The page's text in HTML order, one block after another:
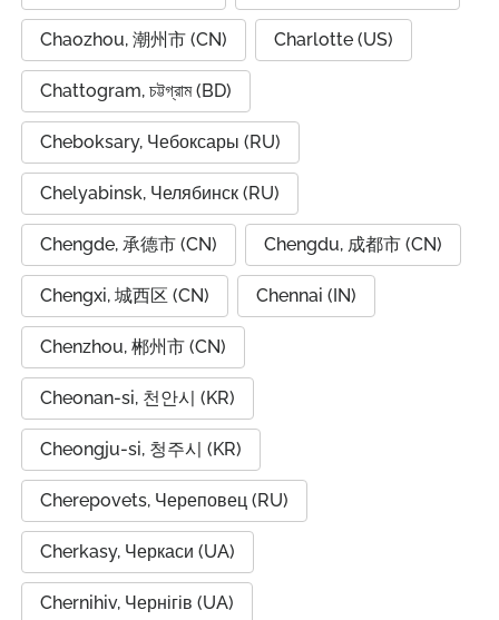
Chaozhou, 潮州市 (CN) Charlotte (US)
Chattogram, চট্টগ্রাম (BD)
Cheboksary, Чебоксары (RU)
Chelyabinsk, Челябинск (RU)
Chengde, 承德市 (CN) Chengdu, 成都市 (CN)
Chengxi, 城西区 (CN) Chennai (IN)
Chenzhou, 郴州市 (CN)
Cheonan-si, 천안시 (KR)
Cheongju-si, 청주시 (KR)
Cherepovets, Череповец (RU)
Cherkasy, Черкаси (UA)
Chernihiv, Чернігів (UA)